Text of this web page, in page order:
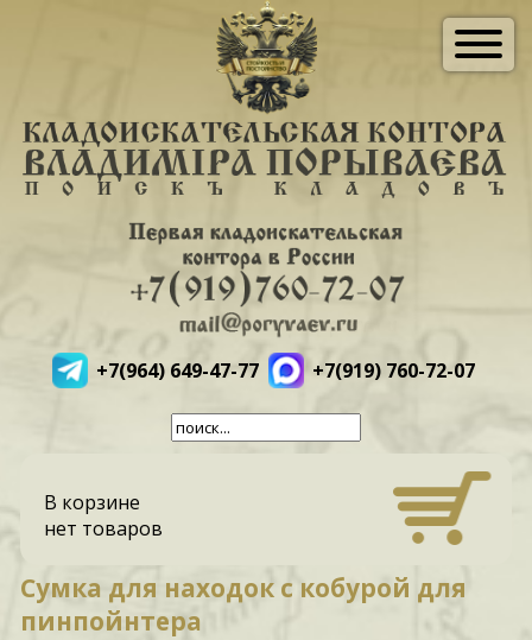
+7(964) 649-47-77 +7(919) 760-72-07
В корзине
нет товаров
Сумка для находок с кобурой для
пинпойнтера